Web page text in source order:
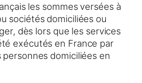
les sommes versées à
sociétés domiciliées ou
dès lors que les services
exécutés en France par
domiciliées en